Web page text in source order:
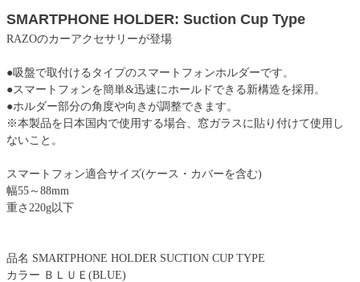
SMARTPHONE HOLDER: Suction Cup Type
RAZOのカーアクセサリーが登場
●吸盤で取付けるタイプのスマートフォンホルダーです。
●スマートフォンを簡単&迅速にホールドできる新構造を採用。
●ホルダー部分の角度や向きが調整できます。
※本製品を日本国内で使用する場合、窓ガラスに貼り付けて使用し
ないこと。
スマートフォン適合サイズ(ケース・カバーを含む)
幅55～88mm
重さ220g以下
品名 SMARTPHONE HOLDER SUCTION CUP TYPE
カラー ＢＬＵＥ(BLUE)